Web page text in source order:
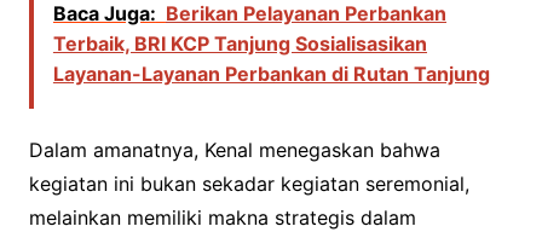
Baca Juga: Berikan Pelayanan Perbankan
Terbaik, BRI KCP Tanjung Sosialisasikan
Layanan-Layanan Perbankan di Rutan Tanjung
Dalam amanatnya, Kenal menegaskan bahwa
kegiatan ini bukan sekadar kegiatan seremonial,
melainkan memiliki makna strategis dalam